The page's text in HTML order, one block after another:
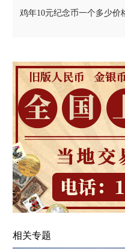
鸡年10元纪念币一个多少价
相关专题